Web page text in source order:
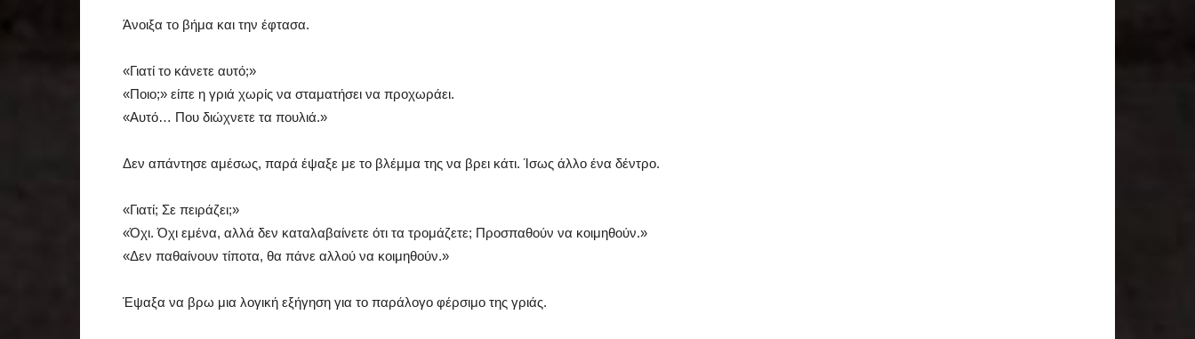
Άνοιξα το βήμα και την έφτασα.
«Γιατί το κάνετε αυτό;»
«Ποιο;» είπε η γριά χωρίς να σταματήσει να προχωράει.
«Αυτό… Που διώχνετε τα πουλιά.»
Δεν απάντησε αμέσως, παρά έψαξε με το βλέμμα της να βρει κάτι. Ίσως άλλο ένα δέντρο.
«Γιατί; Σε πειράζει;»
«Όχι. Όχι εμένα, αλλά δεν καταλαβαίνετε ότι τα τρομάζετε; Προσπαθούν να κοιμηθούν.»
«Δεν παθαίνουν τίποτα, θα πάνε αλλού να κοιμηθούν.»
Έψαξα να βρω μια λογική εξήγηση για το παράλογο φέρσιμο της γριάς.